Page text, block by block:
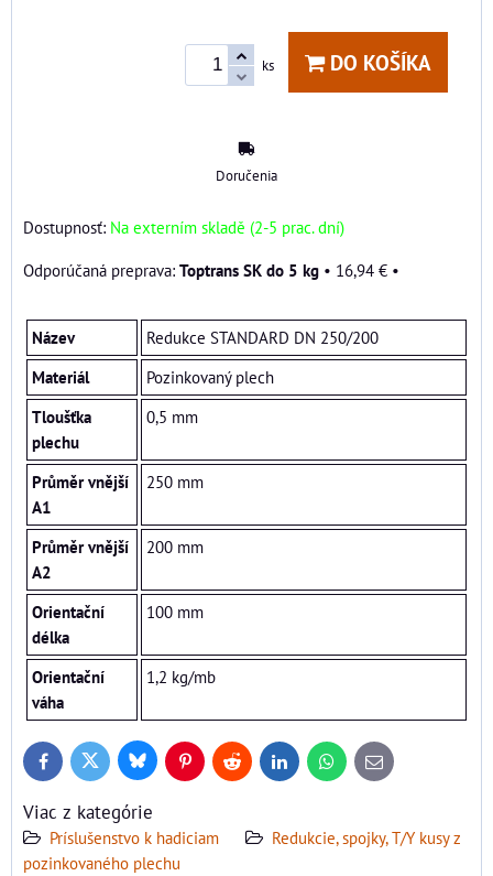
ks DO KOŠÍKA
Doručenia
Dostupnosť: Na externím skladě (2-5 prac. dní)
Toptrans SK do 5 kg • 16,94 € •
Název
Redukce STANDARD DN 250/200
Materiál
Pozinkovaný plech
Tloušťka
plechu
0,5 mm
Průměr vnější
A1
250 mm
Průměr vnější
A2
200 mm
Orientační
délka
100 mm
Orientační
váha
1,2 kg/mb
FacebookTwitter BlueskyPinterestReddit LinkedInWhatsApp
E-
mail
Viac z kategórie
Príslušenstvo k hadiciam
Redukcie, spojky, T/Y kusy z
pozinkovaného plechu